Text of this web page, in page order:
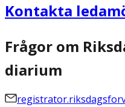
Kontakta
Frågor om
diarium